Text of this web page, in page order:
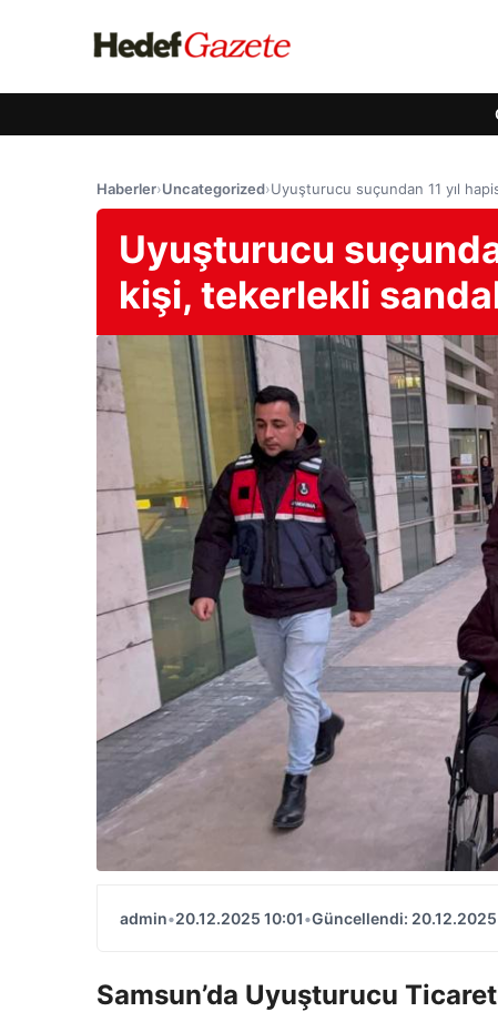
Haberler›Uncategorized›Uyuşturucu suçundan 11 yıl
Uyuşturucu
kişi, tekerlekli
admin•20.12.2025 10:01•Güncellendi: 20.12.2025
Samsun’da Uyuşturucu